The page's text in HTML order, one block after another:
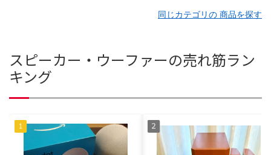
同じカテゴリの 商品を探す
スピーカー・ウーファーの売れ筋ラン
キング